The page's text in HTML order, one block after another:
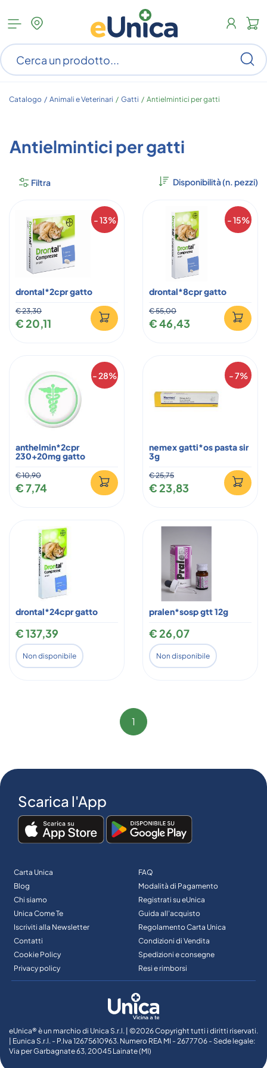
Apri
menu
categorie
Catalogo / Animali e Veterinari / Gatti / Antielmintici per gatti
Antielmintici per gatti
Filtra
- 13%
drontal*2cpr gatto
€ 23,30
€ 20,11
- 15%
drontal*8cpr gatto
€ 55,00
€ 46,43
- 28%
anthelmin*2cpr
230+20mg gatto
€ 10,90
€ 7,74
- 7%
nemex gatti*os pasta sir
3g
€ 25,75
€ 23,83
drontal*24cpr gatto
€ 137,39
Non disponibile
pralen*sosp gtt 12g
€ 26,07
Non disponibile
1
Scarica l'App
Carta Unica
Blog
Chi siamo
Unica Come Te
Iscriviti alla Newsletter
Contatti
Cookie Policy
Privacy policy
FAQ
Modalità di Pagamento
Registrati su eUnica
Guida all’acquisto
Regolamento Carta Unica
Condizioni di Vendita
Spedizioni e consegne
Resi e rimborsi
eUnica® è un marchio di Unica S.r.l. | ©2026 Copyright tutti i diritti riservati.
| Eunica S.r.l. - P.Iva 12675610963. Numero REA MI - 2677706 - Sede legale:
Via per Garbagnate 63, 20045 Lainate (MI)